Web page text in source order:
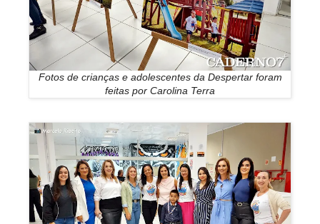
Fotos de crianças e adolescentes da Despertar foram
feitas por Carolina Terra